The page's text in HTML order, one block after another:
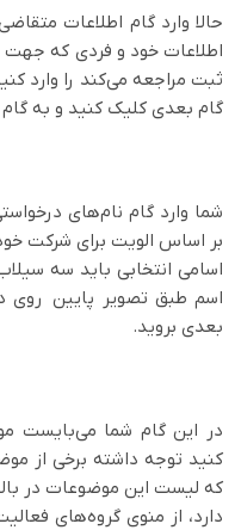
حالا وارد گام اطلاعات
اطلاعات خود و فردی که جهت
ثبت مراجعه می‌کند را وارد
گام بعدی کلیک کنید و به
بر اساس الویت برای شرکت
اسم طبق تصویر پایین روی
بعدی بروید.
در این گام شما می‌بایست
کنید توجه داشته برخی از
که لیست این موضوعات در
دارد، از منوی گروه‌های